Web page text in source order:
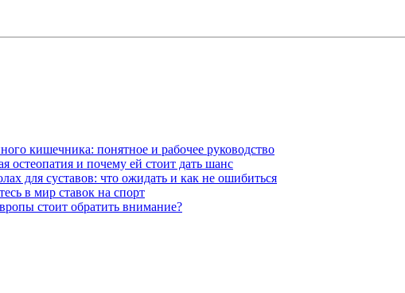
кишечника: понятное и рабочее руководство
остеопатия и почему ей стоит дать шанс
для суставов: что ожидать и как не ошибиться
в мир ставок на спорт
стоит обратить внимание?